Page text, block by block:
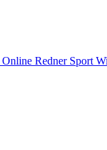
Online Redner Sport